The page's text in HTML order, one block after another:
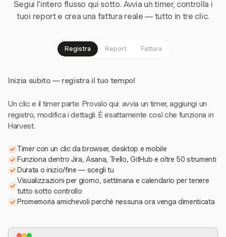
Segui l'intero flusso qui sotto. Avvia un timer, controlla i
tuoi report e crea una fattura reale — tutto in tre clic.
Registra Report Fattura
Inizia subito — registra il tuo tempo!
Un clic e il timer parte. Provalo qui: avvia un timer, aggiungi un
registro, modifica i dettagli. È esattamente così che funziona in
Harvest.
Timer con un clic da browser, desktop e mobile
Funziona dentro Jira, Asana, Trello, GitHub e oltre 50 strumenti
Durata o inizio/fine — scegli tu
Visualizzazioni per giorno, settimana e calendario per tenere
tutto sotto controllo
Promemoria amichevoli perché nessuna ora venga dimenticata